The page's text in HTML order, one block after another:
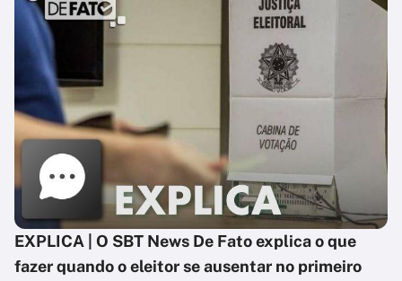
EXPLICA | O SBT News De Fato explica o que
fazer quando o eleitor se ausentar no primeiro